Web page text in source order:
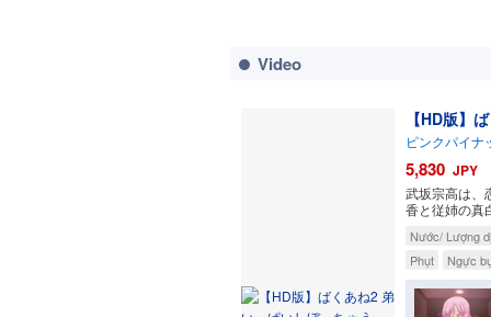
Video
【HD版】
ピンクパイナ
5,830 JPY
武坂宗高は、
香と従姉の真
Nước/ Lượng
Phụt
Ngực